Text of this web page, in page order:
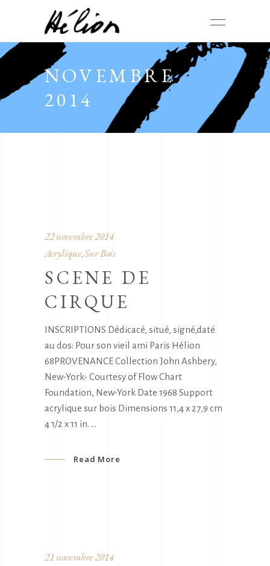
NOVEMBRE
2014
22 novembre 2014
Acrylique, Sur Bois
SCENE DE
CIRQUE
INSCRIPTIONS Dédicacé, situé, signé,daté
au dos: Pour son vieil ami Paris Hélion
68PROVENANCE Collection John Ashbery,
New-York- Courtesy of Flow Chart
Foundation, New-York Date 1968 Support
acrylique sur bois Dimensions 11,4 x 27,9 cm
4 1/2 x 11 in.
Read More
21 novembre 2014